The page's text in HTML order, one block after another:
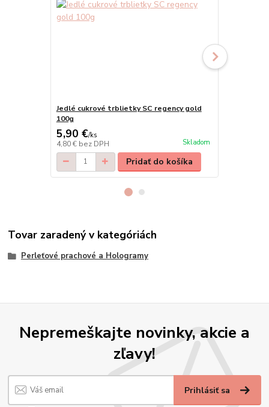
Jedlé cukrové trblietky SC regency gold
100g
5,90 €/ks
4,80 € bez DPH Skladom
Pridať do košíka
Tovar zaradený v kategóriách
Perleťové prachové a Hologramy
Nepremeškajte novinky, akcie a
zľavy!
Prihlásiť sa